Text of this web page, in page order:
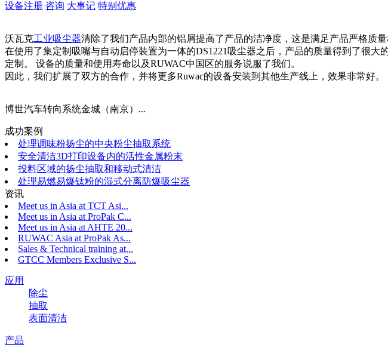
设备注册 咨询 大事记 特别优惠
沃瓦克工业吸尘器清除了我们产品内部的铝屑提高了产品的洁净度，这是满足产品严格质量
在使用了集定制吸嘴与自动启停装置为一体的DS1221吸尘器之后，产品的质量得到了很
定制。 设备的质量和使用寿命以及RUWAC中国区的服务说服了我们。
因此，我们扩展了双方的合作，并将更多Ruwac的设备安装到其他生产线上，效果非常好。
博世汽车转向系统金城（南京）...
成功案例
处理调味粉扬尘的中央粉尘抽取系统
安全清洁3D打印设备内的活性金属粉末
投料区域的扬尘抽取和移动式清洁
处理易燃易爆钛粉的湿式分离防爆吸尘器
资讯
Meet us in Asia at TCT Asi...
Meet us in Asia at ProPak C...
Meet us in Asia at AHTE 20...
RUWAC Asia at ProPak As...
Sales & Technical training at...
GTCC Members Exclusive S...
应用
除尘
抽取
表面清洁
产品